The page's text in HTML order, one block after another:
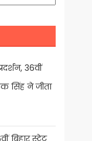
36वीं
सिंह ने जीता